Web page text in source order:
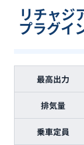
リチャジ
プラグイ
最高出力
排気量
乗車定員